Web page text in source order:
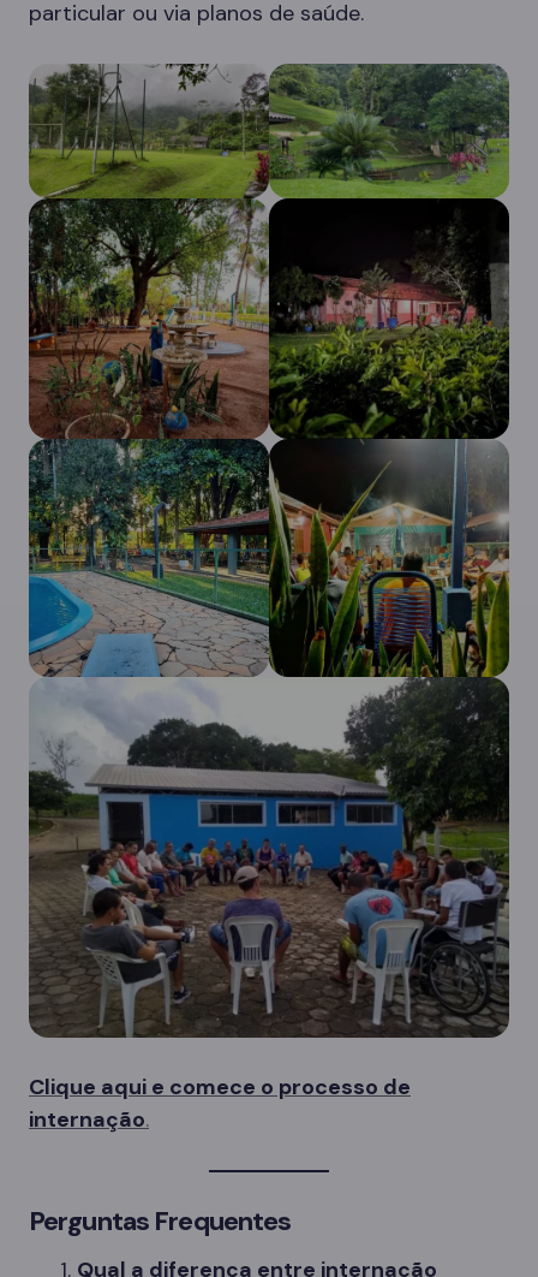
particular ou via planos de saúde.
Clique aqui e comece o processo de
internação.
Perguntas Frequentes
Qual a diferença entre internação